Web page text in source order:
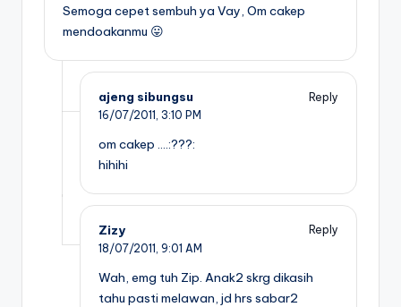
Semoga cepet sembuh ya Vay, Om cakep
mendoakanmu 😛
ajeng sibungsu
Reply
16/07/2011, 3:10 PM
om cakep ….:???:
hihihi
Zizy
Reply
18/07/2011, 9:01 AM
Wah, emg tuh Zip. Anak2 skrg dikasih
tahu pasti melawan, jd hrs sabar2